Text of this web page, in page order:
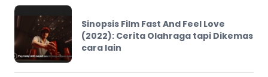
Sinopsis Film Fast And Feel Love
(2022): Cerita Olahraga tapi Dikemas
cara lain